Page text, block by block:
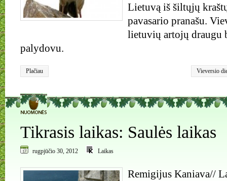
Lietuvą iš šiltųjų
pavasario pranašu.
lietuvių artojų draugu
palydovu.
Plačiau Vieversio
2
Tikrasis laikas: Saulės laikas
rugpjūčio 30, 2012 Laikas
Remigijus Kaniava//